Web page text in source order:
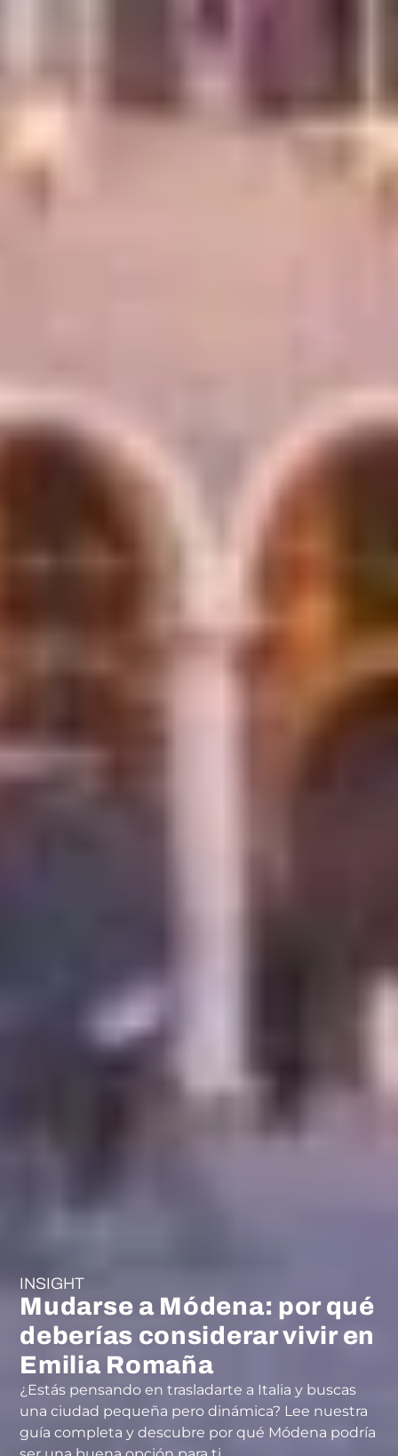
INSIGHT
Mudarse a Módena: por qué
deberías considerar vivir en
Emilia Romaña
¿Estás pensando en trasladarte a Italia y buscas
una ciudad pequeña pero dinámica? Lee nuestra
guía completa y descubre por qué Módena podría